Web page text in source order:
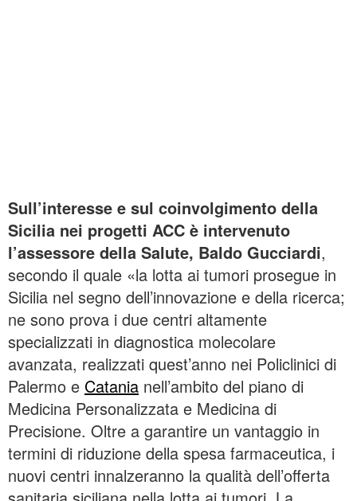
Sull’interesse e sul coinvolgimento della
Sicilia nei progetti ACC è intervenuto
l’assessore della Salute, Baldo Gucciardi,
secondo il quale «la lotta ai tumori prosegue in
Sicilia nel segno dell’innovazione e della ricerca;
ne sono prova i due centri altamente
specializzati in diagnostica molecolare
avanzata, realizzati quest’anno nei Policlinici di
Palermo e Catania nell’ambito del piano di
Medicina Personalizzata e Medicina di
Precisione. Oltre a garantire un vantaggio in
termini di riduzione della spesa farmaceutica, i
nuovi centri innalzeranno la qualità dell’offerta